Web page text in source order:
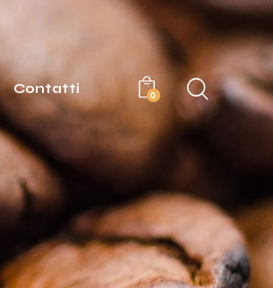
Contatti 0